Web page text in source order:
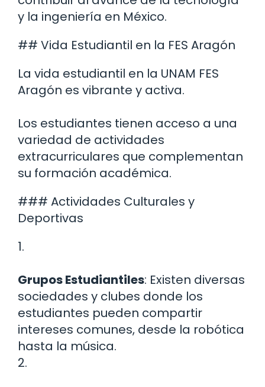
y la ingeniería en México.
## Vida Estudiantil en la FES Aragón
La vida estudiantil en la UNAM FES
Aragón es vibrante y activa.
Los estudiantes tienen acceso a una
variedad de actividades
extracurriculares que complementan
su formación académica.
### Actividades Culturales y
Deportivas
1.
Grupos Estudiantiles: Existen diversas
sociedades y clubes donde los
estudiantes pueden compartir
intereses comunes, desde la robótica
hasta la música.
2.